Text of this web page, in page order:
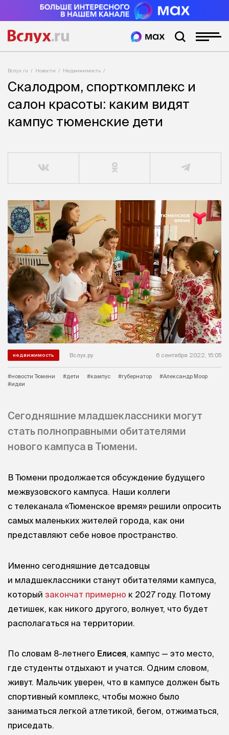
Вслух.ru Новости Недвижимость
Скалодром, спорткомплекс и
салон красоты: каким видят
кампус тюменские дети
недвижимость Вслух.ру 6 сентября 2022, 15:05
#новости Тюмени #дети #кампус #губернатор
#Александр Моор
#идеи
Сегодняшние младшеклассники могут
стать полноправными обитателями
нового кампуса в Тюмени.
В Тюмени продолжается обсуждение будущего
межвузовского кампуса. Наши коллеги
с телеканала «Тюменское время» решили опросить
самых маленьких жителей города, как они
представляют себе новое пространство.
Именно сегодняшние детсадовцы
и младшеклассники станут обитателями кампуса,
который закончат примерно к 2027 году. Потому
детишек, как никого другого, волнует, что будет
располагаться на территории.
По словам 8-летнего Елисея, кампус — это место,
где студенты отдыхают и учатся. Одним словом,
живут. Мальчик уверен, что в кампусе должен быть
спортивный комплекс, чтобы можно было
заниматься легкой атлетикой, бегом, отжиматься,
приседать.